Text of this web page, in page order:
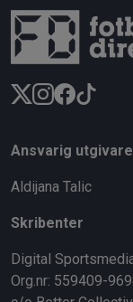
Ansvarig
Aldijana Talic
Skribenter
Digital
Org.nr: 559409-